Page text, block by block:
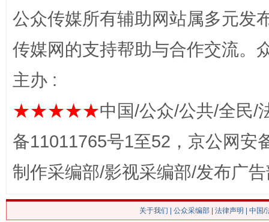
公众传媒所有辅助网站属多元发
传媒网的支持帮助与合作交流。
主办 :
★★★★★中国/公众/公共/全民/
备11011765号1至52，京公网安
制作采编部/影视采编部/发布广
关于我们 公众采编部 法律声明 | 中国